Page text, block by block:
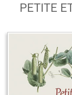
PETITE